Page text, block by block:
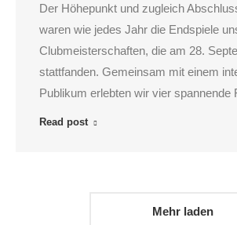
Der Höhepunkt und zugleich
waren wie jedes Jahr die Endspiele
Clubmeisterschaften, die am 28.
stattfanden. Gemeinsam mit einem
Publikum erlebten wir vier spannende
Read post
Mehr laden